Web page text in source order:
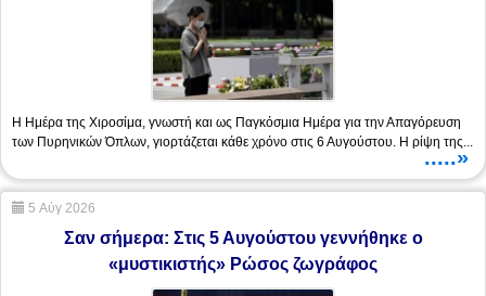
Η Ημέρα της Χιροσίμα, γνωστή και ως Παγκόσμια Ημέρα για την Απαγόρευση
των Πυρηνικών Όπλων, γιορτάζεται κάθε χρόνο στις 6 Αυγούστου. Η ρίψη της...
.....»
5 Αύγ 2026
Σαν σήμερα: Στις 5 Αυγούστου γεννήθηκε ο
«μυστικιστής» Ρώσος ζωγράφος